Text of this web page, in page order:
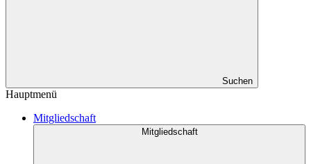
Suchen
Hauptmenü
Mitgliedschaft
Mitgliedschaft